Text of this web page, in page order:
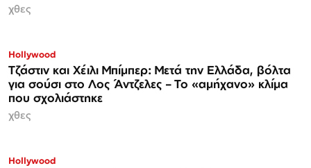
χθες
Hollywood
Τζάστιν και Χέιλι Μπίμπερ: Μετά την Ελλάδα, βόλτα
για σούσι στο Λος Άντζελες – Το «αμήχανο» κλίμα
που σχολιάστηκε
χθες
Hollywood